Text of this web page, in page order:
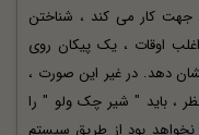
کار می کند ، شناختن
اوقات ، یک پیکان روی
دهد. در غیر این صورت ،
، باید " شیر چک ولو " را
نخواهد بود از طریق سیستم